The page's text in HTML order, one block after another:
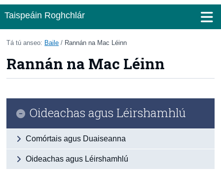
Taispeáin Roghchlár
Baile
Staitisticí
Stórtha Sonraí
Eolas Fúinn
Daonáireamh
Tá tú anseo: Baile / Rannán na Mac Léinn
Rannán na Mac Léinn
Oideachas agus Léirshamhlú
Comórtais agus Duaiseanna
Oideachas agus Léirshamhlú